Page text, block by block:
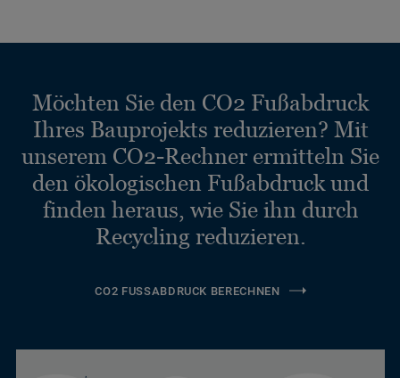
Möchten Sie den CO2 Fußabdruck
Ihres Bauprojekts reduzieren? Mit
unserem CO2-Rechner ermitteln Sie
den ökologischen Fußabdruck und
finden heraus, wie Sie ihn durch
Recycling reduzieren.
CO2 FUSSABDRUCK BERECHNEN